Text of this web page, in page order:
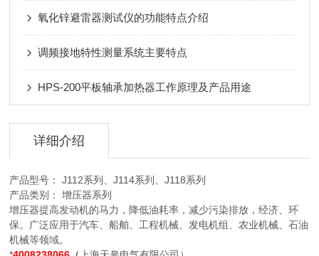
氧化锌避雷器测试仪的功能特点介绍
调频接地特性测量系统主要特点
HPS-200平板轴承加热器工作原理及产品用途
详细介绍
产品型号： J112系列、J114系列、J118系列
产品类别： 增压器系列
增压器提高发动机的马力，降低油耗率，减少污染排放，经济、环
保。广泛应用于汽车、船舶、工程机械、发电机组、农业机械、石油
机械等领域。